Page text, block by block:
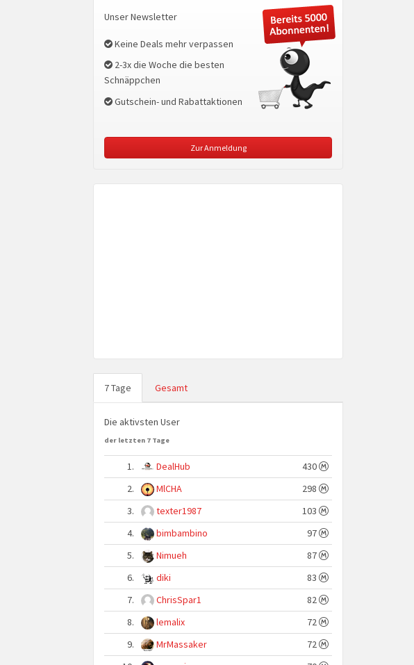
Unser Newsletter
Keine Deals mehr verpassen
2-3x die Woche die besten
Schnäppchen
Gutschein- und Rabattaktionen
Zur Anmeldung
7 Tage Gesamt
Die aktivsten User
der letzten 7 Tage
1. DealHub
430
2.
MlCHA
298
3.
texter1987
103
4.
bimbambino
97
5.
Nimueh
87
6.
diki
83
7.
ChrisSpar1
82
8.
lemalix
72
9.
MrMassaker
72